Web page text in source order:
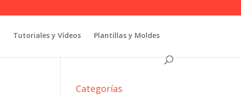
Tutoriales y Vídeos Plantillas y Moldes
Categorías